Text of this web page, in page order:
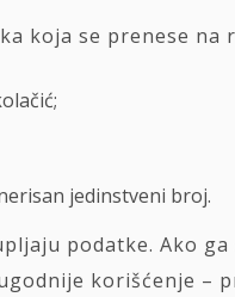
koja se prenese
jedinstveni broj.
podatke. Ako
korišćenje –